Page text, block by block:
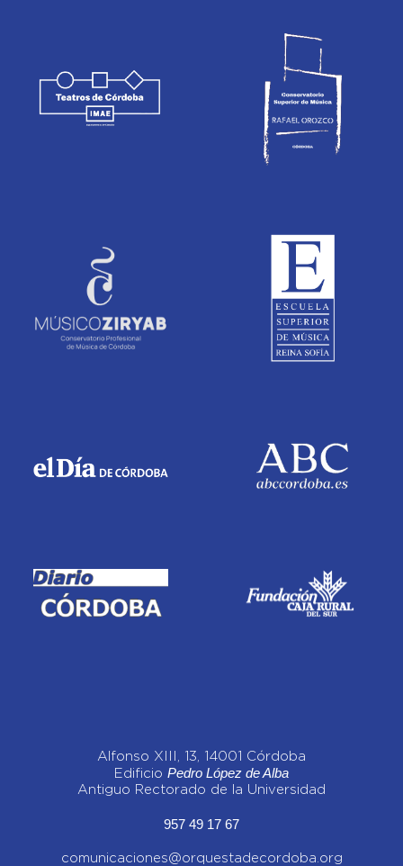
Alfonso XIII, 13, 14001 Córdoba
Edificio Pedro López de Alba
Antiguo Rectorado de la Universidad
957 49 17 67
comunicaciones@orquestadecordoba.org